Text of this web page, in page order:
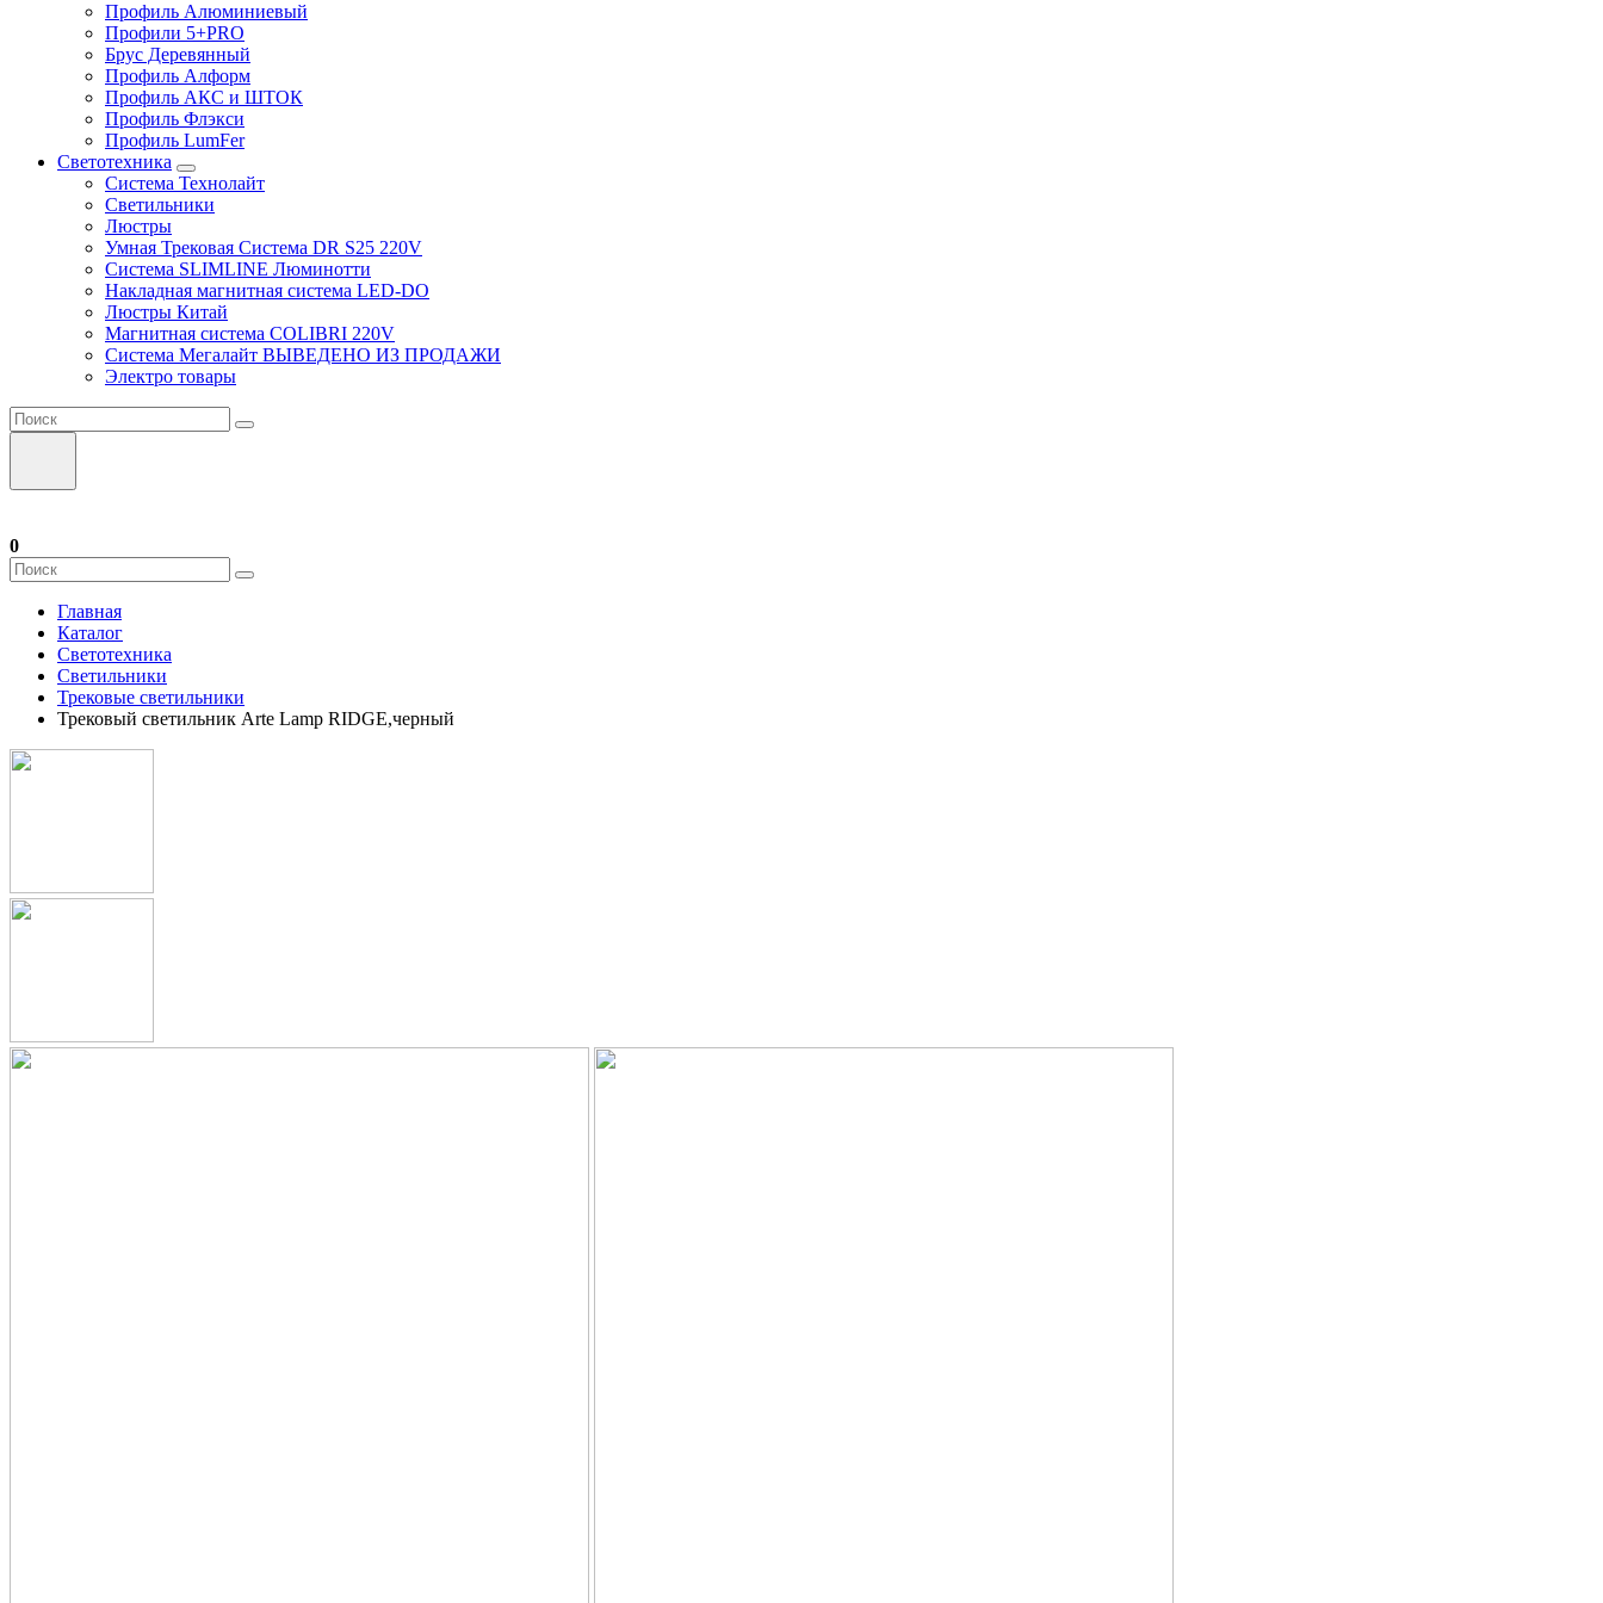
Профиль Алюминиевый
Профили 5+PRO
Брус Деревянный
Профиль Алформ
Профиль АКС и ШТОК
Профиль Флэкси
Профиль LumFer
Светотехника
Система Технолайт
Светильники
Люстры
Умная Трековая Система DR S25 220V
Система SLIMLINE Люминотти
Накладная магнитная система LED-DO
Люстры Китай
Магнитная система COLIBRI 220V
Система Мегалайт ВЫВЕДЕНО ИЗ ПРОДАЖИ
Электро товары
0
Главная
Каталог
Светотехника
Светильники
Трековые светильники
Трековый светильник Arte Lamp RIDGE,черный